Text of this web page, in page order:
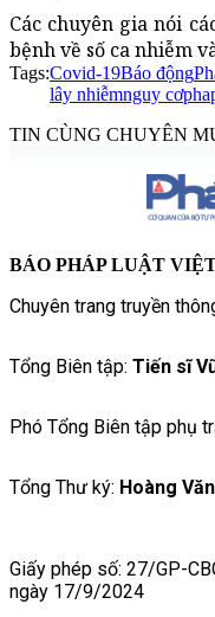
Các chuyên gia nói
bệnh về số ca nhiễm
Tags:Covid-19Báo động
lây nhiễmnguy cơ
TIN CÙNG CHUYÊN
BÁO PHÁP LUẬT
Chuyên trang truyền
Tổng Biên tập: Tiến sĩ
Phó Tổng Biên tập phụ
Tổng Thư ký: Hoàng
Giấy phép số: 27/GP-
ngày 17/9/2024